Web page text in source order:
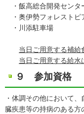
・飯高総合開発セン
・奥伊勢フォレストピ
・川添駐車場 （約
当日ご用意する補給
当日ご用意する給水
９ 参加資格
・体調その他において
臓疾患等の持病のある方